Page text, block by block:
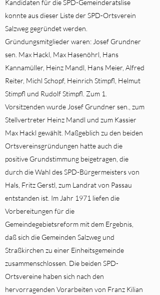
Kandidaten für die SPD-Gemeinderatslise
konnte aus dieser Liste der SPD-Ortsverein
Salzweg gegründet werden.
Gründungsmitglieder waren: Josef Grundner
sen. Max Hackl, Max Hasenöhrl, Hans
Kannamüller, Heinz Mandl, Hans Meier, Alfred
Reiter, Michl Schopf, Heinrich Stimpfl, Helmut
Stimpfl und Rudolf Stimpfl. Zum 1.
Vorsitzenden wurde Josef Grundner sen., zum
Stellvertreter Heinz Mandl und zum Kassier
Max Hackl gewählt. Maßgeblich zu den beiden
Ortsvereinsgründungen hatte auch die
positive Grundstimmung beigetragen, die
durch die Wahl des SPD-Bürgermeisters von
Hals, Fritz Gerstl, zum Landrat von Passau
entstanden ist. Im Jahr 1971 liefen die
Vorbereitungen für die
Gemeindegebietsreform mit dem Ergebnis,
daß sich die Gemeinden Salzweg und
Straßkirchen zu einer Einheitsgemeinde
zusammenschlossen. Die beiden SPD-
Ortsvereine haben sich nach den
hervorragenden Vorarbeiten von Franz Kilian